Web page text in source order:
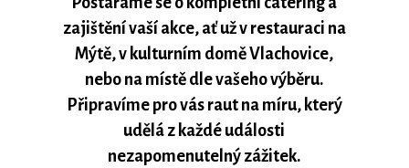
zajištění vaší akce, ať už v restauraci na
Mýtě, v kulturním domě Vlachovice,
nebo na místě dle vašeho výběru.
Připravíme pro vás raut na míru, který
udělá z každé události
nezapomenutelný zážitek.